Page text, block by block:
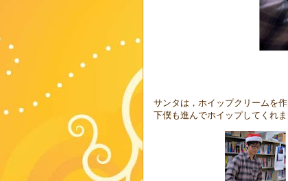
サンタは，ホイップクリームを
下僕も進んでホイップしてくれま